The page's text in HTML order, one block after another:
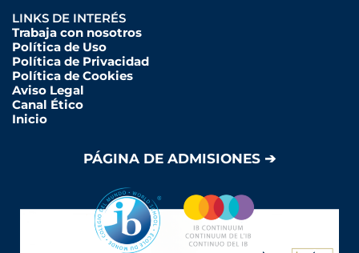
LINKS DE INTERÉS
Trabaja con nosotros
Política de Uso
Política de Privacidad
Política de Cookies
Aviso Legal
Canal Ético
Inicio
PÁGINA DE ADMISIONES ➔